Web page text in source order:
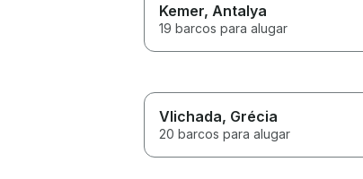
Kemer, Antalya
19 barcos para alugar
Vlichada, Grécia
20 barcos para alugar